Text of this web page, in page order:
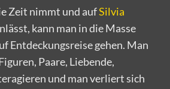
Zeit nimmt und aufSilvia
kann man in die Masse
Entdeckungsreise gehen. Man
Paare, Liebende,
und man verliert sich